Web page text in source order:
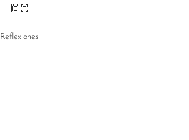
🙌🏻
Reflexiones